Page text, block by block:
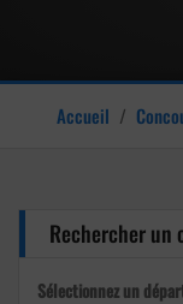
Accueil /
Rechercher un
Sélectionnez un